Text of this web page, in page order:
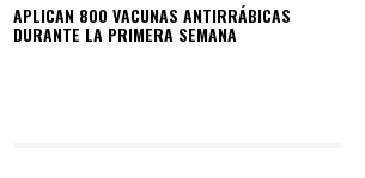
APLICAN 800 VACUNAS ANTIRRÁBICAS
DURANTE LA PRIMERA SEMANA